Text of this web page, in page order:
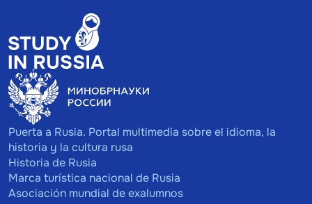
Puerta a Rusia. Portal multimedia sobre el idioma, la
historia y la cultura rusa
Historia de Rusia
Marca turística nacional de Rusia
Asociación mundial de exalumnos